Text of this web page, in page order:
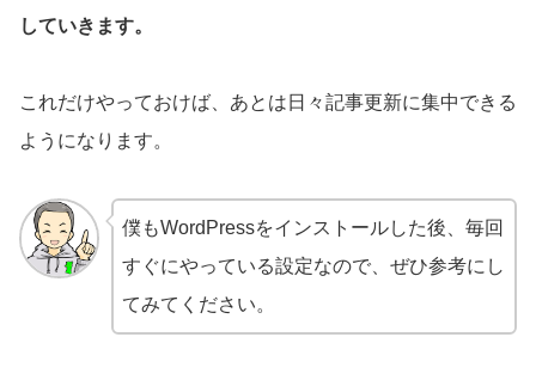
していきます。
これだけやっておけば、あとは日々記事更新に集中できる
ようになります。
僕もWordPressをインストールした後、毎回
すぐにやっている設定なので、ぜひ参考にし
てみてください。